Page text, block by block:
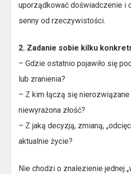
uporządkować doświadczenie i
senny od rzeczywistości.
2. Zadanie sobie kilku
– Gdzie ostatnio pojawiło się
lub zranienia?
– Z kim łączą się
niewyrażona złość?
– Z jaką decyzją, zmianą,
aktualnie życie?
Nie chodzi o znalezienie jednej